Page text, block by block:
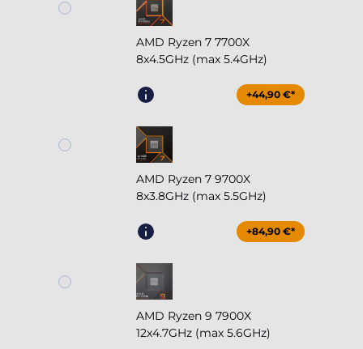
AMD Ryzen 7 7700X
8x4.5GHz (max 5.4GHz)
+44,90 €*
AMD Ryzen 7 9700X
8x3.8GHz (max 5.5GHz)
+84,90 €*
AMD Ryzen 9 7900X
12x4.7GHz (max 5.6GHz)